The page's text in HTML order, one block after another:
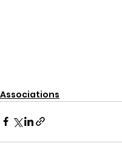
Associations